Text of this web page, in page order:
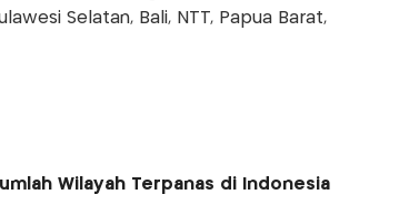
Selatan, Bali, NTT, Papua Barat,
Wilayah Terpanas di Indonesia